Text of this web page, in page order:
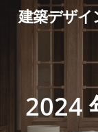
Skip建築デザイ
2024